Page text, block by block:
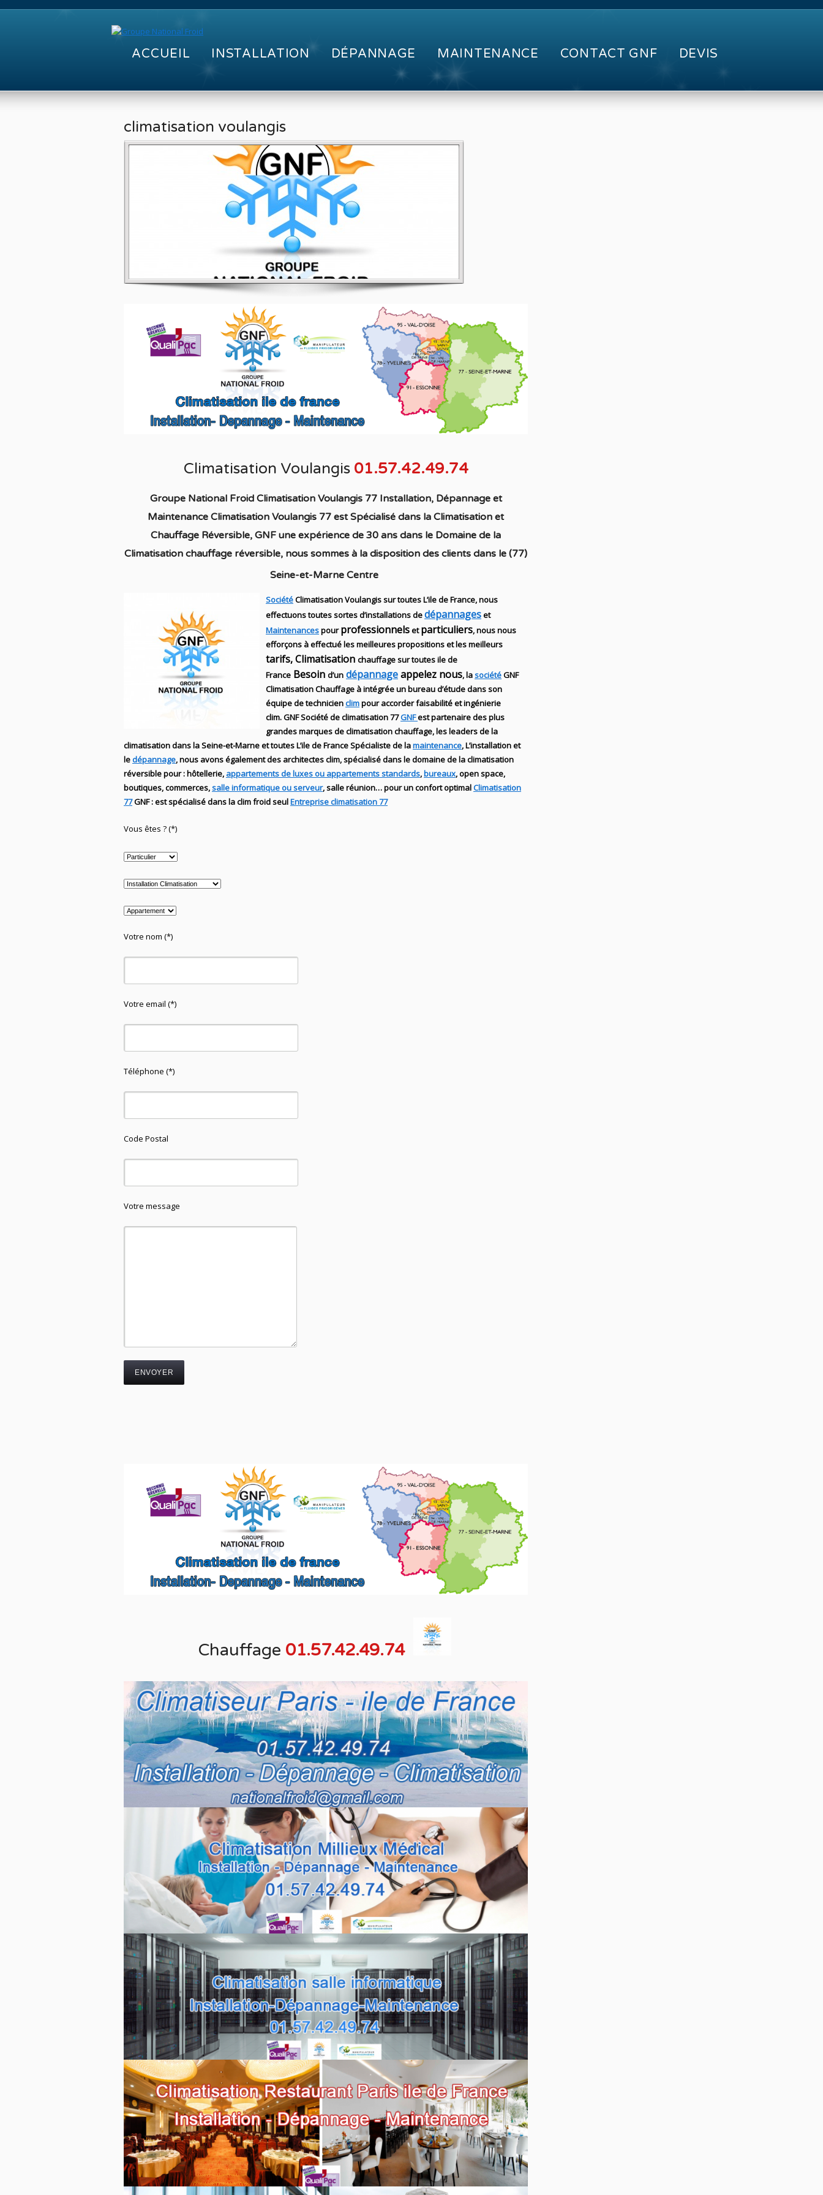
ACCUEIL INSTALLATION DÉPANNAGE MAINTENANCE CONTACT GNF DEVIS
climatisation voulangis
Climatisation Voulangis 01.57.42.49.74
Groupe National Froid Climatisation Voulangis 77 Installation, Dépannage et
Maintenance Climatisation Voulangis 77 est Spécialisé dans la Climatisation et
Chauffage Réversible, GNF une expérience de 30 ans dans le Domaine de la
Climatisation chauffage réversible, nous sommes à la disposition des clients dans le (77)
Seine-et-Marne Centre
SociétéClimatisation Voulangis sur toutes L’ile de France, nous
effectuons toutes sortes d’installationsdedépannageset
Maintenancespourprofessionnelsetparticuliers, nous nous
efforçons à effectué les meilleures propositions et les meilleurs
tarifs, Climatisation chauffage sur toutes ile de
France Besoin d’un dépannageappelez nous, lasociétéGNF
Climatisation Chauffage à intégrée un bureau d’étude dans son
équipe de technicienclimpour accorder faisabilité et ingénierie
clim.GNFSociété de climatisation 77GNFest partenaire des plus
grandes marques declimatisation chauffage, les leadersde la
climatisation dans la Seine-et-Marne et toutes L’ile de France Spécialiste de lamaintenance, L’installationet
ledépannage, nous avons également des architectes clim,spécialisé dans le domaine de laclimatisation
réversiblepour : hôtellerie, appartements de luxes ou appartements standards, bureaux, open space,
boutiques, commerces,salle informatique ou serveur, salle réunion… pour un confort optimalClimatisation
77GNF:estspécialisédans la climfroid seulEntreprise climatisation 77
Vous êtes ? (*)
Votre nom (*)
Votre email (*)
Téléphone (*)
Code Postal
Votre message
Chauffage 01.57.42.49.74